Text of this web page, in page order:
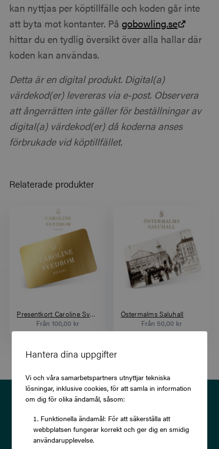
Hantera dina uppgifter
Vi och våra samarbetspartners utnyttjar tekniska
lösningar, inklusive cookies, för att samla in information
om dig för olika ändamål, såsom:
Funktionella ändamål: För att säkerställa att
webbplatsen fungerar korrekt och ger dig en smidig
användarupplevelse.
kan nyttjas per köptillfälle och koden går inte
att byta mot kontanter. Pågobowling.se
hittar du en tydlig översikt över alla hallar där
koden kan användas.
Detta är en digital produkt. Digital(a)
värdekod(er) levereras via e-post. Observera
att ångerrätten inte gäller för beställningar av
digital(a) värdekod(er) då koderna anses
förbrukade vid köptillfället.
Relaterade produkter
Presentkort Caroline Svedbom
Från 100,00 kr
Östermalms Saluhall
Från 50,00 kr
Prenumerera på vårt nyhetsbrev
och ta del av exklusiva
erbjudanden och rabatter!